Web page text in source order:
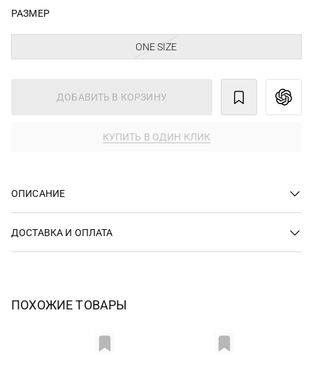
РАЗМЕР
ONE SIZE
ДОБАВИТЬ В КОРЗИНУ
КУПИТЬ В ОДИН КЛИК
ОПИСАНИЕ
ДОСТАВКА И ОПЛАТА
ПОХОЖИЕ ТОВАРЫ